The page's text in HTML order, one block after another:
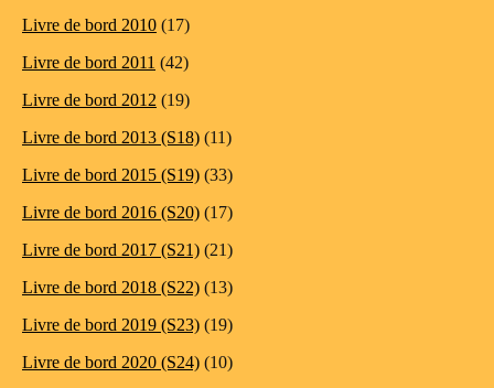
Livre de bord 2010 (17)
Livre de bord 2011 (42)
Livre de bord 2012 (19)
Livre de bord 2013 (S18) (11)
Livre de bord 2015 (S19) (33)
Livre de bord 2016 (S20) (17)
Livre de bord 2017 (S21) (21)
Livre de bord 2018 (S22) (13)
Livre de bord 2019 (S23) (19)
Livre de bord 2020 (S24) (10)